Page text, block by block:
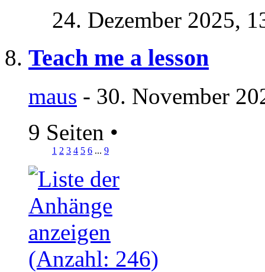
24. Dezember 2025,
Teach me a lesson
maus - 30. November
9 Seiten •
1 2 3 4 5 6 ... 9